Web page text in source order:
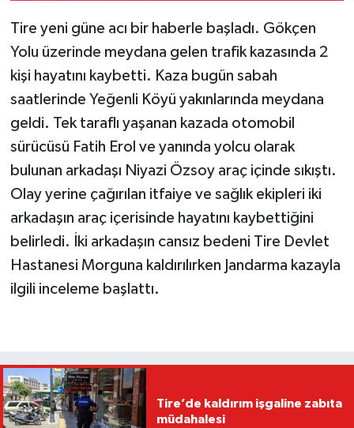
Tire yeni güne acı bir haberle başladı. Gökçen
Yolu üzerinde meydana gelen trafik kazasında 2
kişi hayatını kaybetti. Kaza bugün sabah
saatlerinde Yeğenli Köyü yakınlarında meydana
geldi. Tek taraflı yaşanan kazada otomobil
sürücüsü Fatih Erol ve yanında yolcu olarak
bulunan arkadaşı Niyazi Özsoy araç içinde sıkıştı.
Olay yerine çağırılan itfaiye ve sağlık ekipleri iki
arkadaşın araç içerisinde hayatını kaybettiğini
belirledi. İki arkadaşın cansız bedeni Tire Devlet
Hastanesi Morguna kaldırılırken Jandarma kazayla
ilgili inceleme başlattı.
Tire’de kaldırım işgaline zabıta
müdahalesi